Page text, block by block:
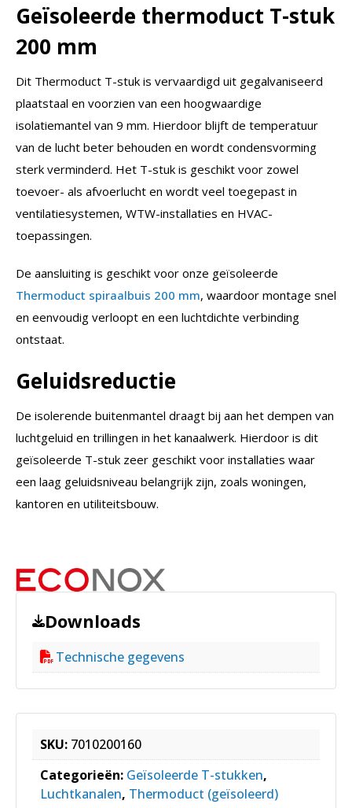
Geïsoleerde thermoduct T-stuk
200 mm
Dit Thermoduct T-stuk is vervaardigd uit gegalvaniseerd
plaatstaal en voorzien van een hoogwaardige
isolatiemantel van 9 mm. Hierdoor blijft de temperatuur
van de lucht beter behouden en wordt condensvorming
sterk verminderd. Het T-stuk is geschikt voor zowel
toevoer- als afvoerlucht en wordt veel toegepast in
ventilatiesystemen, WTW-installaties en HVAC-
toepassingen.
De aansluiting is geschikt voor onze geïsoleerde
Thermoduct spiraalbuis 200 mm, waardoor montage snel
en eenvoudig verloopt en een luchtdichte verbinding
ontstaat.
Geluidsreductie
De isolerende buitenmantel draagt bij aan het dempen van
luchtgeluid en trillingen in het kanaalwerk. Hierdoor is dit
geïsoleerde T-stuk zeer geschikt voor installaties waar
een laag geluidsniveau belangrijk zijn, zoals woningen,
kantoren en utiliteitsbouw.
Downloads
Technische gegevens
SKU: 7010200160
Categorieën: Geïsoleerde T-stukken,
Luchtkanalen, Thermoduct (geïsoleerd)